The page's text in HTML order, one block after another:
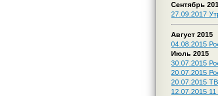
Сентябрь
27.09.2017
Август 2015
04.08.2015
Июль 2015
30.07.2015
20.07.2015
20.07.2015
12.07.2015